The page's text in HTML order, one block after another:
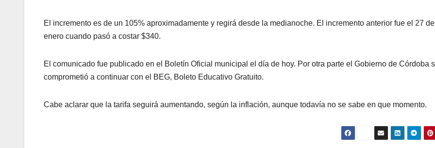
El incremento es de un 105% aproximadamente y regirá desde la medianoche. El incremento anterior fue el 27 de
enero cuando pasó a costar $340.
El comunicado fue publicado en el Boletín Oficial municipal el día de hoy. Por otra parte el Gobierno de Córdoba
comprometió a continuar con el BEG, Boleto Educativo Gratuito.
Cabe aclarar que la tarifa seguirá aumentando, según la inflación, aunque todavía no se sabe en que momento.